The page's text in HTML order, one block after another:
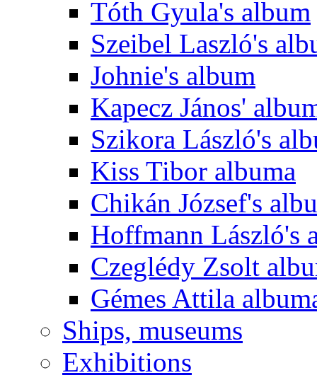
Tóth Gyula's album
Szeibel Laszló's
Johnie's album
Kapecz János'
Szikora László's
Kiss Tibor albuma
Chikán József's
Hoffmann László's
Czeglédy Zsolt
Gémes Attila
Ships, museums
Exhibitions